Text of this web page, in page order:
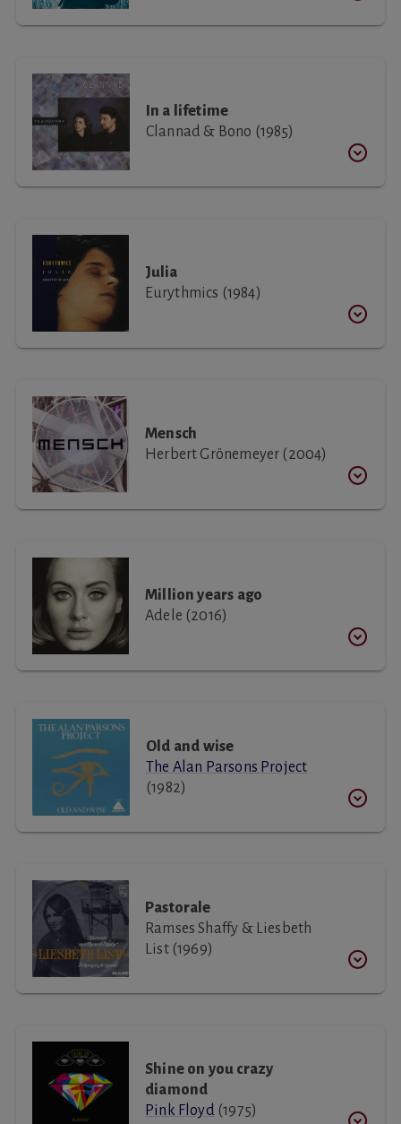
In a lifetime
Clannad & Bono (1985)
Julia
Eurythmics (1984)
Mensch
Herbert Grönemeyer (2004)
Million years ago
Adele (2016)
Old and wise
The Alan Parsons Project
(1982)
Pastorale
Ramses Shaffy & Liesbeth
List (1969)
Shine on you crazy
diamond
Pink Floyd (1975)